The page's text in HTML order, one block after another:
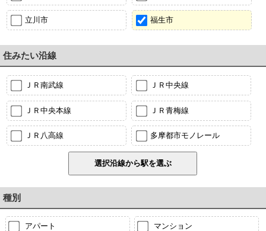
立川市 福生市
住みたい沿線
ＪＲ南武線 ＪＲ中央線
ＪＲ中央本線 ＪＲ青梅線
ＪＲ八高線 多摩都市モノレール
種別
アパート マンション